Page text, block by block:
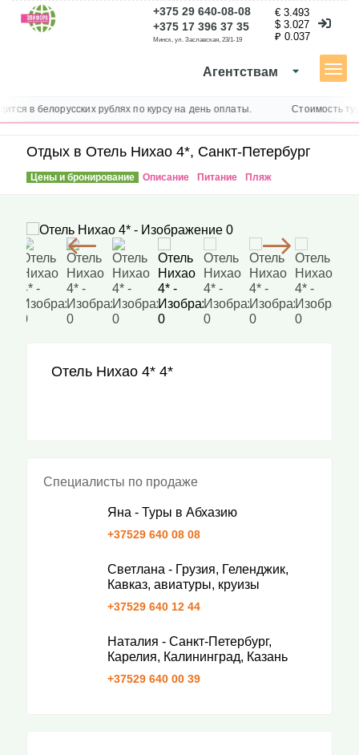
€ 3.493
$ 3.027
₽ 0.037
+375 29 640-08-08
+375 17 396 37 35
Минск, ул. Заславская, 23/1-19
Агентствам
в белорусских рублях по курсу на день оплаты. Стоимость
Каталог туров
Отдых в Отель Нихао 4*, Санкт-Петербург
Отдых в Отель Нихао 4*, Санкт-Петербург
Цены и бронирование Описание Питание Пляж
Отель Нихао 4* 4*
Специалисты по продаже
Яна - Туры в Абхазию
+37529 640 08 08
Светлана - Грузия, Геленджик,
Кавказ, авиатуры, круизы
+37529 640 12 44
Наталия - Санкт-Петербург,
Карелия, Калининград, Казань
+37529 640 00 39